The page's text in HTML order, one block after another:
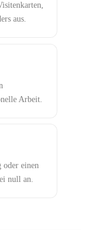
aus.
Arbeit.
oder einen
null an.